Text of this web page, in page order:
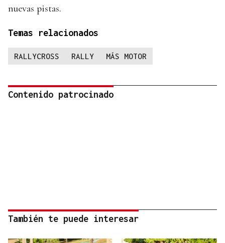
nuevas pistas.
Temas relacionados
RALLYCROSS RALLY MÁS MOTOR
Contenido patrocinado
También te puede interesar